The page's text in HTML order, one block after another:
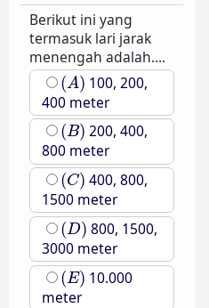
Berikut ini yang
termasuk lari jarak
menengah adalah....
(A)
(A) 100, 200,
400 meter
(B)
(B) 200, 400,
800 meter
(C)
(C) 400, 800,
1500 meter
(D)
(D) 800, 1500,
3000 meter
(E)
(E) 10.000
meter